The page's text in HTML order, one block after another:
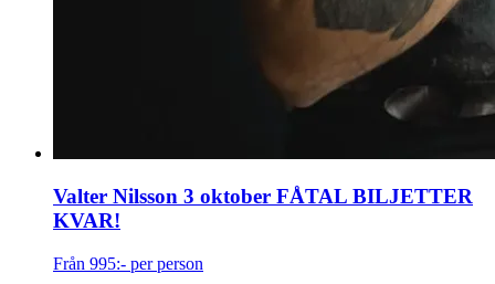
Valter Nilsson 3 oktober FÅTAL BILJETTER
KVAR!
Från 995:- per person